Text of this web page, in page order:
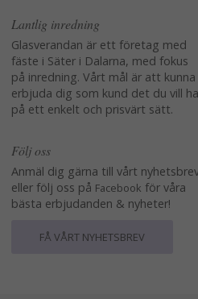
Lantlig inredning
Glasverandan är ett företag med
fäste i Säter i Dalarna, med fokus
på inredning. Vårt mål är att kunna
erbjuda dig som kund det du vill
på ett enkelt och prisvärt sätt.
Följ oss
Anmäl dig gärna till vårt
eller följ oss på Facebook för våra
bästa erbjudanden & nyheter!
FÅ VÅRT NYHETSBREV